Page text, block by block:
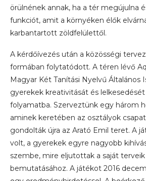
örülnének annak, ha a tér megújulna
funkciót, amit a környéken élők
karbantartott zöldfelülettől.
A kérdőívezés után a közösségi
formában folytatódott. A téren lévő
Magyar Két Tanítási Nyelvű Általános
gyerekek kreativitását és
folyamatba. Szerveztünk egy három
aminek keretében az osztályok
gondolták újra az Arató Emil teret. A
volt, a gyerekek egyre nagyobb
szembe, mire eljutottak a saját
bemutatásához. A játékot 2016